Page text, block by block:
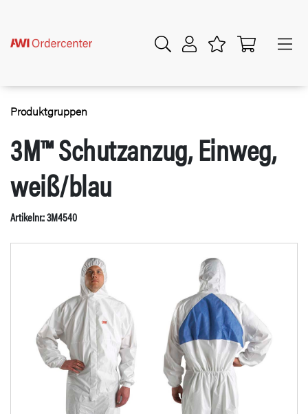
Produktgruppen
3M™ Schutzanzug, Einweg,
weiß/blau
Artikelnr.: 3M4540